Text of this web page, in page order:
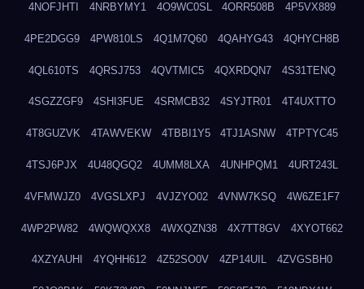
4NOFJHTI 4NRBYMY1 4O9WC0SL 4ORR508B 4P5VX889
4PE2DGG9 4PW810LS 4Q1M7Q60 4QAHYG43 4QHYCH8B
4QL610TS 4QRSJ753 4QVTMIC5 4QXRDQN7 4S31TENQ
4SGZZGF9 4SHI3FUE 4SRMCB32 4SYJTR01 4T4UXTTO
4T8GUZVK 4TAWVEKW 4TBBI1Y5 4TJ1ASNW 4TPTYC45
4TSJ6PJX 4U48QGQ2 4UMM8LXA 4UNHPQM1 4URT243L
4VFMWJZ0 4VGSLXPJ 4VJZYO02 4VNW7KSQ 4W6ZE1F7
4WP2PW82 4WQWQXX8 4WXQZN38 4X7TT8GV 4XYOT662
4XZYAUHI 4YQHH612 4Z52SO0V 4ZP14UIL 4ZVGSBH0